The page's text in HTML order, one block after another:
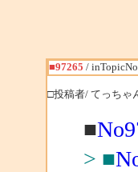
■97265 /
□投稿者/ てっちゃ
■
> ■